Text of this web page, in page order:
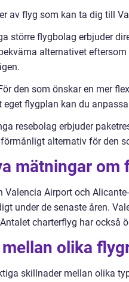
av flyg som kan ta dig till
större flygbolag erbjuder
alternativet
den som önskar en mer
eget flygplan kan du
resebolag erbjuder
alternativ för den
mätningar om
Airport och
under de senaste åren.
charterflyg har också
olika
skillnader mellan olika